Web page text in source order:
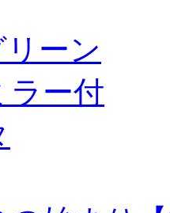
ーン
ラー付